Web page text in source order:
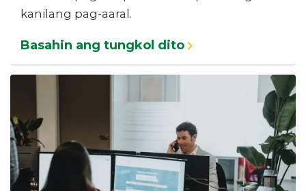
kanilang pag-aaral.
Basahin ang tungkol dito